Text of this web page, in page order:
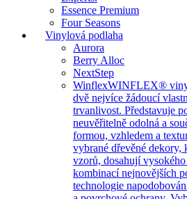
Essence Premium
Four Seasons
Vinylová podlaha
Aurora
Berry Alloc
NextStep
WinflexWINFLEX®
dvě nejvíce žádoucí
trvanlivost. Představuje
neuvěřitelně odolná a
formou, vzhledem a
vybrané dřevěné
vzorů, dosahují
kombinací nejnovějších
technologie